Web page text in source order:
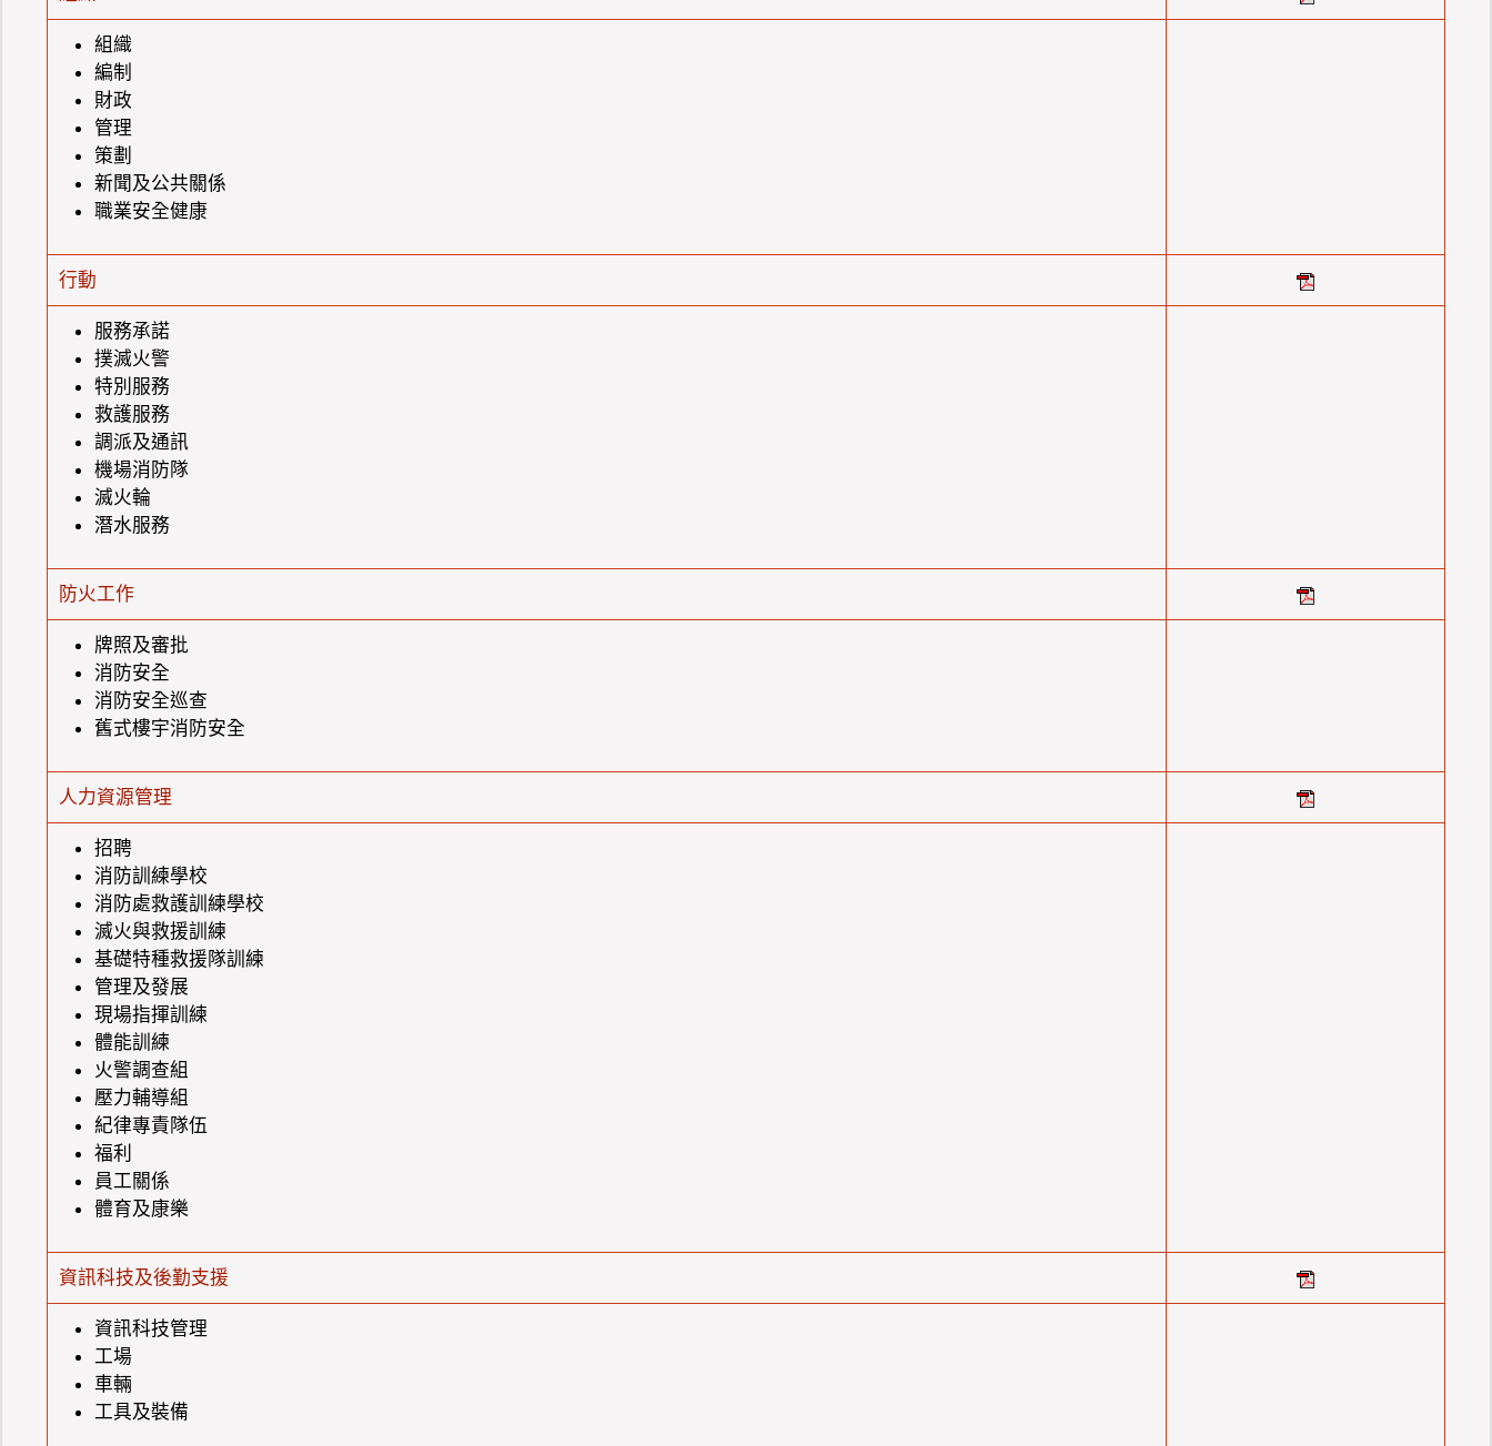
組織
編制
財政
管理
策劃
新聞及公共關係
職業安全健康
行動
服務承諾
撲滅火警
特別服務
救護服務
調派及通訊
機場消防隊
滅火輪
潛水服務
防火工作
牌照及審批
消防安全
消防安全巡查
舊式樓宇消防安全
人力資源管理
招聘
消防訓練學校
消防處救護訓練學校
滅火與救援訓練
基礎特種救援隊訓練
管理及發展
現場指揮訓練
體能訓練
火警調查組
壓力輔導組
紀律專責隊伍
福利
員工關係
體育及康樂
資訊科技及後勤支援
資訊科技管理
工場
車輛
工具及裝備